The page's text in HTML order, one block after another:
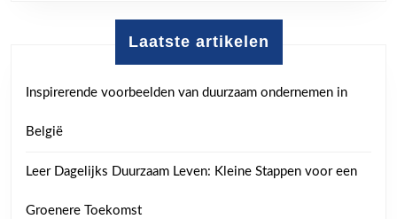
Laatste artikelen
Inspirerende voorbeelden van duurzaam ondernemen in
België
Leer Dagelijks Duurzaam Leven: Kleine Stappen voor een
Groenere Toekomst